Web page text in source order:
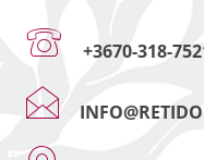
+3670-318-